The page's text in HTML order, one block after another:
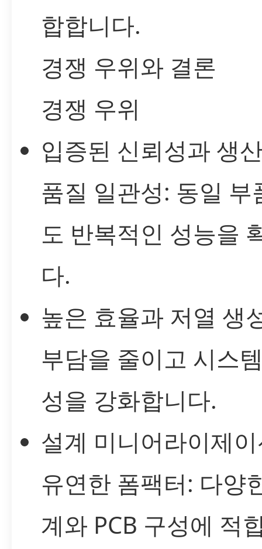
합합니다.
경쟁 우위와 결론
경쟁 우위
입증된 신뢰성과 생
품질 일관성: 동일 부
도 반복적인 성능을
다.
높은 효율과 저열 생
부담을 줄이고 시스
성을 강화합니다.
설계 미니어라이제
유연한 폼팩터: 다양
계와 PCB 구성에 적